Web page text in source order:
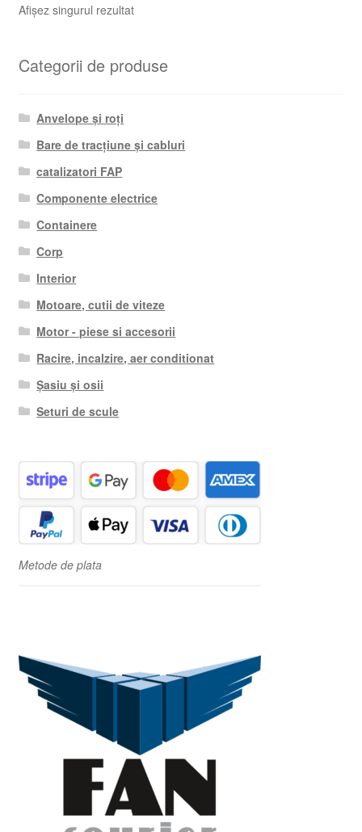
Afișez singurul rezultat
Categorii de produse
Anvelope și roți
Bare de tracțiune și cabluri
catalizatori FAP
Componente electrice
Containere
Corp
Interior
Motoare, cutii de viteze
Motor - piese si accesorii
Racire, incalzire, aer conditionat
Șasiu și osii
Seturi de scule
Metode de plata